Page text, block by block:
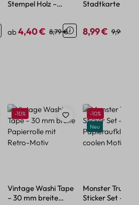
Stempel Holz –
Schaumstoffpolster
Verkaufspreis:
ab4,40 € Regulärer Preis:
8,79 €
Stadtkarte –
Motivgröße
Verkaufspreis:
8,99 € 9,99 €
Rabatt
-10%
Vintage Washi Tape
– 30 mm breite
Rabatt
-10%
Neu
Monster Truck
Sticker Set – 50